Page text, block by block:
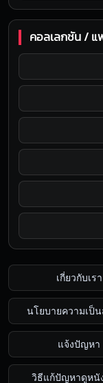
คอลเลกชัน /
เกี่ยวกับเรา
นโยบายความเป็
แจ้งปัญหา
วิธีแก้ปัญหาดูหนั